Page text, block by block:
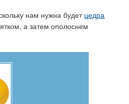
нам нужна будет цедра
а затем ополоснем